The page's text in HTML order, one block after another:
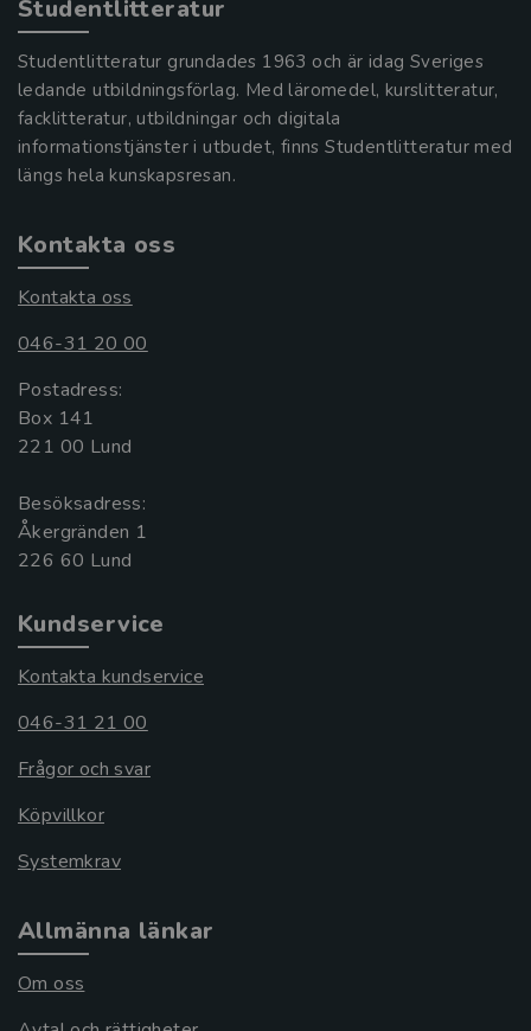
Studentlitteratur
Studentlitteratur grundades 1963 och är idag Sveriges
ledande utbildningsförlag. Med läromedel, kurslitteratur,
facklitteratur, utbildningar och digitala
informationstjänster i utbudet, finns Studentlitteratur med
längs hela kunskapsresan.
Kontakta oss
Kontakta oss
046-31 20 00
Postadress:
Box 141
221 00 Lund
Besöksadress:
Åkergränden 1
Kundservice
Kontakta kundservice
046-31 21 00
Frågor och svar
Köpvillkor
Systemkrav
Allmänna länkar
Om oss